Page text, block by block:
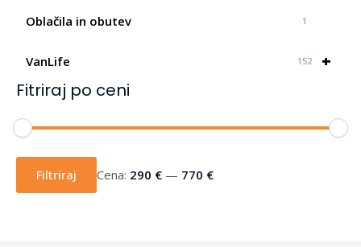
Oblačila in obutev 1
+
VanLife 152
Fitriraj po ceni
Min
cena
Max
cenaFiltriraj Cena: 290 € — 770 €